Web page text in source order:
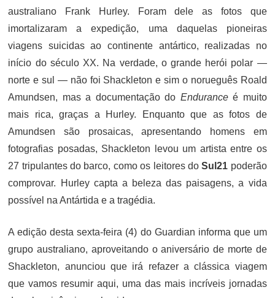
australiano Frank Hurley. Foram dele as fotos que
imortalizaram a expedição, uma daquelas pioneiras
viagens suicidas ao continente antártico, realizadas no
início do século XX. Na verdade, o grande herói polar —
norte e sul — não foi Shackleton e sim o norueguês Roald
Amundsen, mas a documentação do Enduranceé muito
mais rica, graças a Hurley. Enquanto que as fotos de
Amundsen são prosaicas, apresentando homens em
fotografias posadas, Shackleton levou um artista entre os
27 tripulantes do barco, como os leitores doSul21 poderão
comprovar. Hurley capta a beleza das paisagens, a vida
possível na Antártida e a tragédia.
A edição desta sexta-feira (4) do Guardian informa que um
grupo australiano, aproveitando o aniversário de morte de
Shackleton, anunciou que irá refazer a clássica viagem
que vamos resumir aqui, uma das mais incríveis jornadas